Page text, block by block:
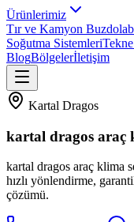
Ürünlerimiz
Tır ve Kamyon
Soğutma Sistemleri
BlogBölgelerİletişim
Kartal Dragos
kartal dragos araç
kartal dragos araç klima
hızlı yönlendirme,
çözümü.